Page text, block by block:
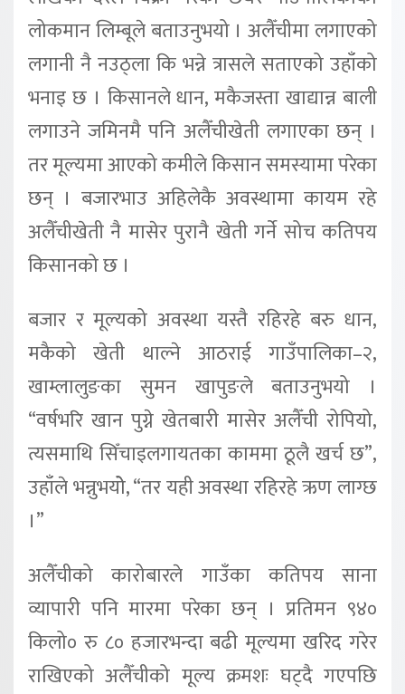
लोकमान लिम्बूले बताउनुभयो । अलैँचीमा लगाएको
लगानी नै नउठ्ला कि भन्ने त्रासले सताएको उहाँको
भनाइ छ । किसानले धान, मकैजस्ता खाद्यान्न बाली
लगाउने जमिनमै पनि अलैँचीखेती लगाएका छन् ।
तर मूल्यमा आएको कमीले किसान समस्यामा परेका
छन् । बजारभाउ अहिलेकै अवस्थामा कायम रहे
अलैँचीखेती नै मासेर पुरानै खेती गर्ने सोच कतिपय
किसानको छ ।
बजार र मूल्यको अवस्था यस्तै रहिरहे बरु धान,
मकैको खेती थाल्ने आठराई गाउँपालिका–२,
खाम्लालुङका सुमन खापुङले बताउनुभयो ।
“वर्षभरि खान पुग्ने खेतबारी मासेर अलैँची रोपियो,
त्यसमाथि सिँचाइलगायतका काममा ठूलै खर्च छ”,
उहाँले भन्नुभयोे, “तर यही अवस्था रहिरहे ऋण लाग्छ
।”
अलैँचीको कारोबारले गाउँका कतिपय साना
व्यापारी पनि मारमा परेका छन् । प्रतिमन ९४०
किलो० रु ८० हजारभन्दा बढी मूल्यमा खरिद गरेर
राखिएको अलैँचीको मूल्य क्रमशः घट्दै गएपछि